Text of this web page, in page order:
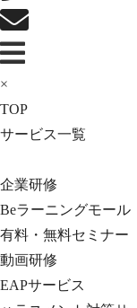
×
TOP
サービス一覧
企業研修
Beラーニングモール
有料・無料セミナー
動画研修
EAPサービス